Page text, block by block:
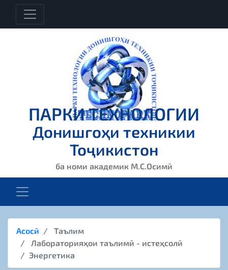
ПАРКИ ТЕХНОЛОГИИ
Донишгоҳи техникии
Тоҷикистон
ба номи академик М.С.Осимӣ
Асосӣ
Таълим
Лабораторияҳои таълимӣ - истеҳсолӣ
Энергетика